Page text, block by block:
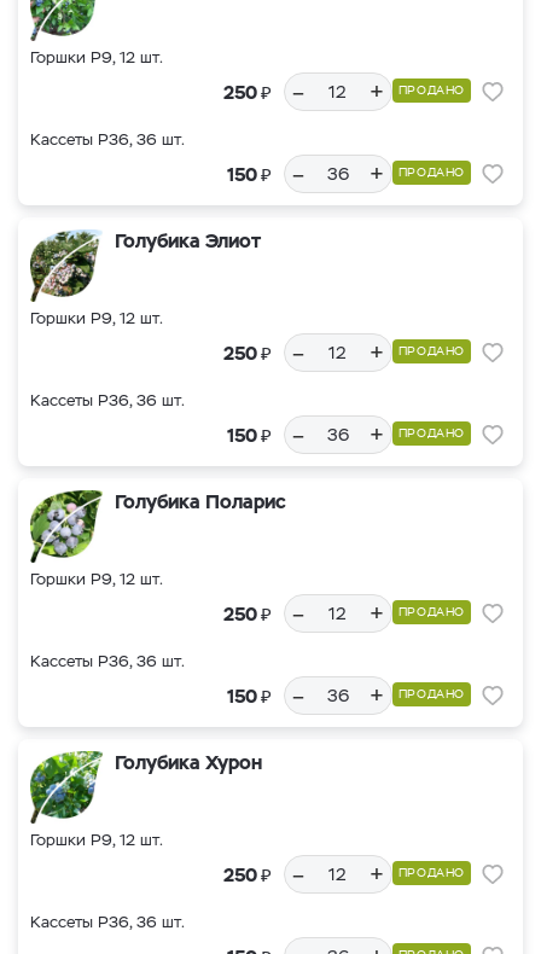
Горшки Р9, 12 шт.
250₽ – + ПРОДАНО
Кассеты Р36, 36 шт.
150₽ – + ПРОДАНО
Голубика Элиот
Горшки Р9, 12 шт.
250₽ – + ПРОДАНО
Кассеты Р36, 36 шт.
150₽ – + ПРОДАНО
Голубика Поларис
Горшки Р9, 12 шт.
250₽ – + ПРОДАНО
Кассеты Р36, 36 шт.
150₽ – + ПРОДАНО
Голубика Хурон
Горшки Р9, 12 шт.
250₽ – + ПРОДАНО
Кассеты Р36, 36 шт.